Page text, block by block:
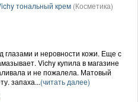
тональный крем (Косметика)
глазами и неровности кожи. Еще с
Vichy купила в магазине
и не пожалела. Матовый
запаха...(читать далее)